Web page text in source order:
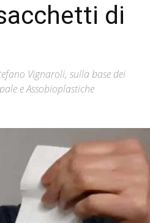
di
Vignaroli, sulla base dei
e Assobioplastiche